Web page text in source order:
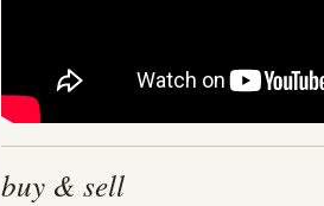
buy & sell